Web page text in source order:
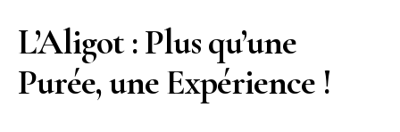
L’Aligot : Plus qu’une
Purée, une Expérience !